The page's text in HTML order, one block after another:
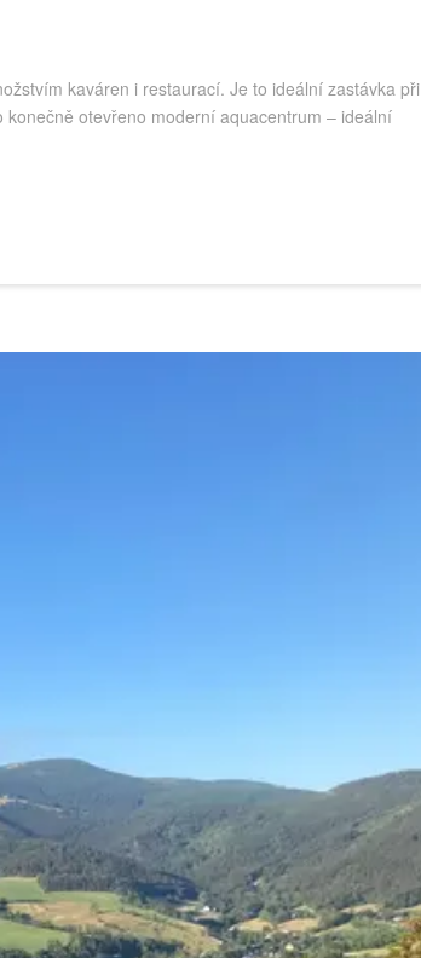
kaváren i restaurací. Je to ideální zastávka při
otevřeno moderní aquacentrum – ideální